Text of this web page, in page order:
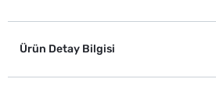
Ürün Detay Bilgisi